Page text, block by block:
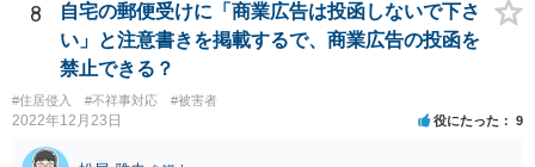
8
自宅の郵便受けに「商業広告は投函しないで下さ
い」と注意書きを掲載するで、商業広告の投函を
禁止できる？
#住居侵入 #不祥事対応 #被害者
2022年12月23日 役にたった 9